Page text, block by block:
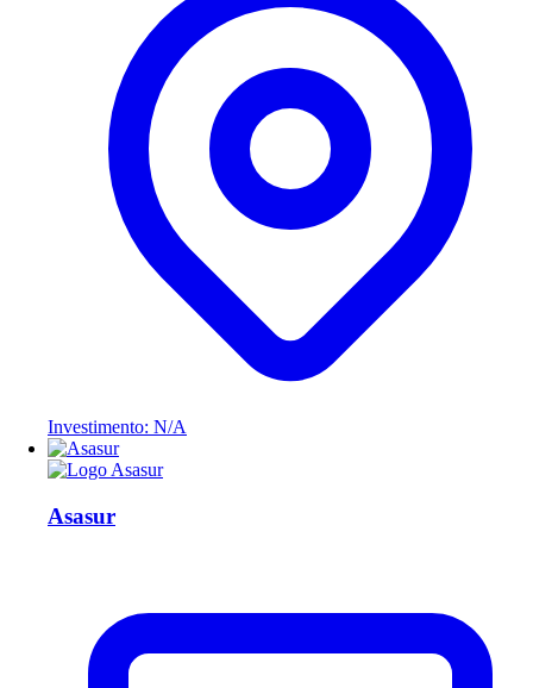
Investimento: N/A
Asasur